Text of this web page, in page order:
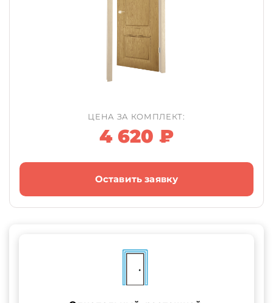
ЦЕНА ЗА КОМПЛЕКТ:
4 620 ₽
Оставить заявку